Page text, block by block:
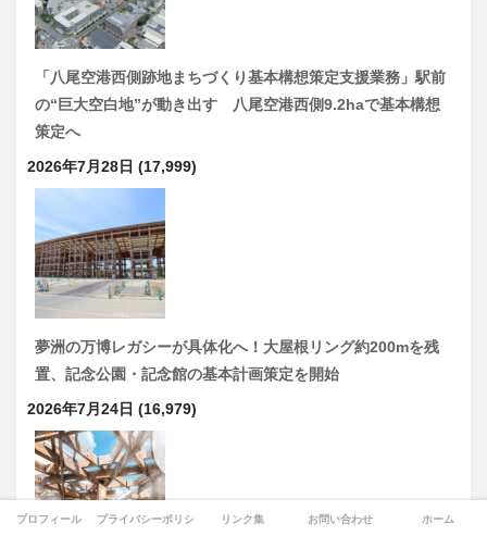
「八尾空港西側跡地まちづくり基本構想策定支援業務」駅前
の“巨大空白地”が動き出す 八尾空港西側9.2haで基本構想
策定へ
2026年7月28日 (17,999)
夢洲の万博レガシーが具体化へ！大屋根リング約200mを残
置、記念公園・記念館の基本計画策定を開始
2026年7月24日 (16,979)
プロフィール プライバシーポリシー リンク集 お問い合わせ ホーム